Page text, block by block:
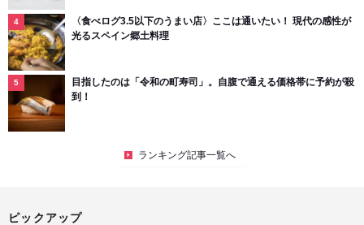
〈食べログ3.5以下のうまい店〉ここは通いたい！ 現代の感性が
光るスペイン郷土料理
目指したのは「令和の町寿司」。自腹で通える価格帯に予約が殺
到！
ランキング記事一覧へ
ピックアップ